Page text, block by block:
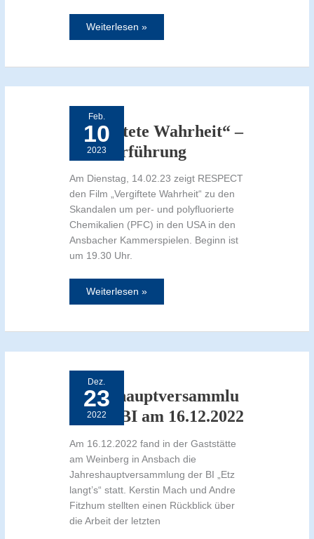
Weiterlesen »
Feb.
10
2023
„Vergiftete Wahrheit“ –
Filmvorführung
Am Dienstag, 14.02.23 zeigt RESPECT
den Film „Vergiftete Wahrheit“ zu den
Skandalen um per- und polyfluorierte
Chemikalien (PFC) in den USA in den
Ansbacher Kammerspielen. Beginn ist
um 19.30 Uhr.
–
Filmvorführung
Weiterlesen »
Dez.
23
2022
Jahreshauptversammlu
ng der BI am 16.12.2022
Am 16.12.2022 fand in der Gaststätte
am Weinberg in Ansbach die
Jahreshauptversammlung der BI „Etz
langt’s“ statt. Kerstin Mach und Andre
Fitzhum stellten einen Rückblick über
die Arbeit der letzten
Jahreshauptversammlung
BI
am
16.12.2022